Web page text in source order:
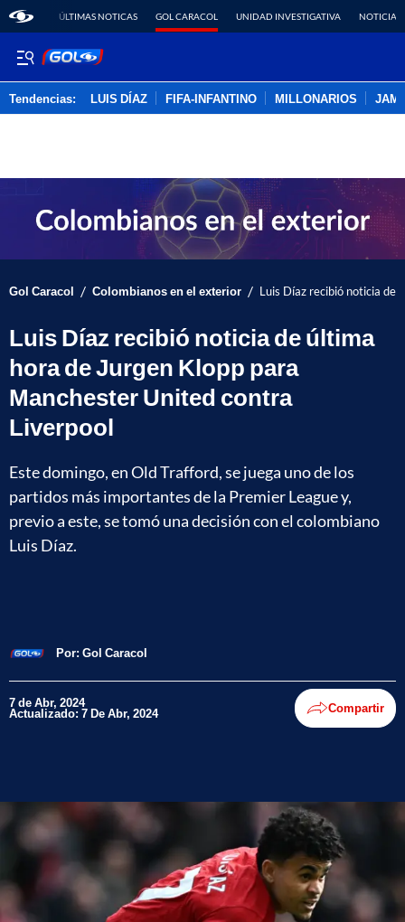
ÚLTIMAS NOTICAS GOL CARACOL UNIDAD INVESTIGATIVA NOTICIAS
Tendencias: LUIS DÍAZ FIFA-INFANTINO MILLONARIOS
Gol Caracol / Colombianos en el exterior / Luis Díaz recibió noticia de
Luis Díaz recibió noticia de última
hora de Jurgen Klopp para
Manchester United contra
Liverpool
Este domingo, en Old Trafford, se juega uno de los
partidos más importantes de la Premier League y,
previo a este, se tomó una decisión con el colombiano
Luis Díaz.
Por: Gol Caracol
7 de Abr, 2024
Actualizado: 7 De Abr, 2024 Compartir